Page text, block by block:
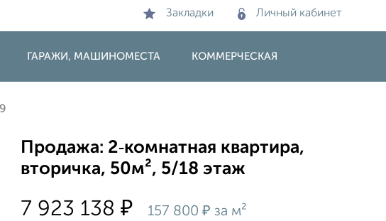
Закладки Личный кабинет
ГАРАЖИ, МАШИНОМЕСТА КОММЕРЧЕСКАЯ
Продажа: 2‑комнатная квартира,
вторичка, 50м², 5/18 этаж
7 923 138₽ 157 800₽ за м²